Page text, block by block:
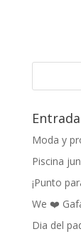
Moda y
Piscina
¡Punto
We ❤️
Dia del